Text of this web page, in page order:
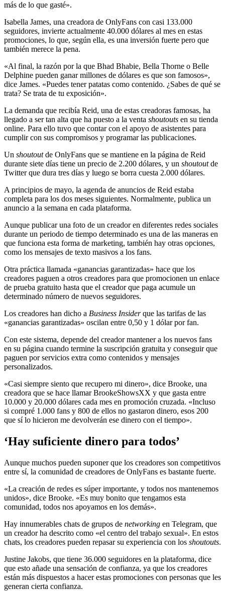
más de lo que gasté».
Isabella James, una creadora de OnlyFans con casi 133.000
seguidores, invierte actualmente 40.000 dólares al mes en estas
promociones, lo que, según ella, es una inversión fuerte pero que
también merece la pena.
«Al final, la razón por la que Bhad Bhabie, Bella Thorne o Belle
Delphine pueden ganar millones de dólares es que son famosos»,
dice James. «Puedes tener patatas como contenido. ¿Sabes de qué se
trata? Se trata de tu exposición».
La demanda que recibía Reid, una de estas creadoras famosas, ha
llegado a ser tan alta que ha puesto a la venta shoutouts en su tienda
online. Para ello tuvo que contar con el apoyo de asistentes para
cumplir con sus compromisos y programar las publicaciones.
Un shoutoutde OnlyFans que se mantiene en la página de Reid
durante siete días tiene un precio de 2.200 dólares, y un shoutoutde
Twitter que dura tres días y luego se borra cuesta 2.000 dólares.
A principios de mayo, la agenda de anuncios de Reid estaba
completa para los dos meses siguientes. Normalmente, publica un
anuncio a la semana en cada plataforma.
Aunque publicar una foto de un creador en diferentes redes sociales
durante un periodo de tiempo determinado es una de las maneras en
que funciona esta forma de marketing, también hay otras opciones,
como los mensajes de texto masivos a los fans.
Otra práctica llamada «ganancias garantizadas» hace que los
creadores paguen a otros creadores para que promocionen un enlace
de prueba gratuito hasta que el creador que paga acumule un
determinado número de nuevos seguidores.
Los creadores han dicho a Business Insiderque las tarifas de las
«ganancias garantizadas» oscilan entre 0,50 y 1 dólar por fan.
Con este sistema, depende del creador mantener a los nuevos fans
en su página cuando termine la suscripción gratuita y conseguir que
paguen por servicios extra como contenidos y mensajes
personalizados.
«Casi siempre siento que recupero mi dinero», dice Brooke, una
creadora que se hace llamar BrookeShowsXX y que gasta entre
10.000 y 20.000 dólares cada mes en promoción cruzada. «Incluso
si compré 1.000 fans y 800 de ellos no gastaron dinero, esos 200
que sí lo hicieron me devolverán ese dinero con el tiempo».
‘Hay suficiente dinero para todos’
Aunque muchos pueden suponer que los creadores son competitivos
entre sí, la comunidad de creadores de OnlyFans es bastante fuerte.
«La creación de redes es súper importante, y todos nos mantenemos
unidos», dice Brooke. «Es muy bonito que tengamos esta
comunidad, todos nos apoyamos en los demás».
Hay innumerables chats de grupos de networking en Telegram, que
un creador ha descrito como «el centro del trabajo sexual». En estos
chats, los creadores pueden repasar su experiencia con los shoutouts.
Justine Jakobs, que tiene 36.000 seguidores en la plataforma, dice
que esto añade una sensación de confianza, ya que los creadores
están más dispuestos a hacer estas promociones con personas que les
generan cierta confianza.